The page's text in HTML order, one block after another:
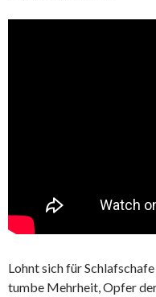
Lohnt sich für
tumbe Mehrheit, Opfer